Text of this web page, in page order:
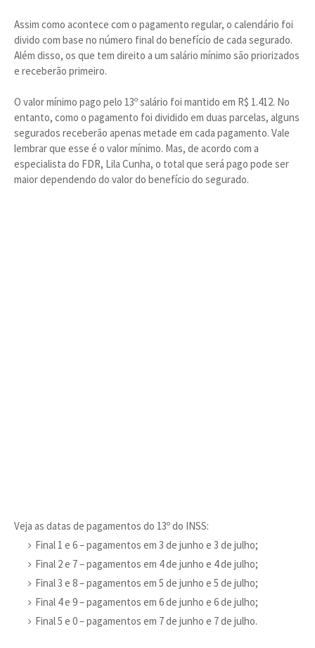
Assim como acontece com o pagamento regular, o calendário foi
divido com base no número final do benefício de cada segurado.
Além disso, os que tem direito a um salário mínimo são priorizados
e receberão primeiro.
O valor mínimo pago pelo 13º salário foi mantido em R$ 1.412. No
entanto, como o pagamento foi dividido em duas parcelas, alguns
segurados receberão apenas metade em cada pagamento. Vale
lembrar que esse é o valor mínimo. Mas, de acordo com a
especialista do FDR, Lila Cunha, o total que será pago pode ser
maior dependendo do valor do benefício do segurado.
Veja as datas de pagamentos do 13º do INSS:
Final 1 e 6 – pagamentos em 3 de junho e 3 de julho;
Final 2 e 7 – pagamentos em 4 de junho e 4 de julho;
Final 3 e 8 – pagamentos em 5 de junho e 5 de julho;
Final 4 e 9 – pagamentos em 6 de junho e 6 de julho;
Final 5 e 0 – pagamentos em 7 de junho e 7 de julho.